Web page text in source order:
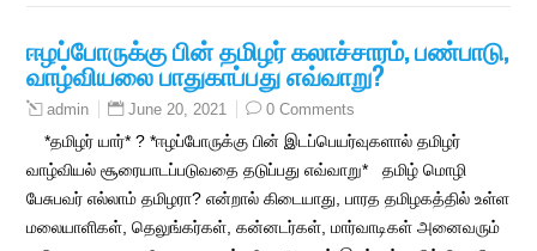
ஈழப்போருக்கு பின் தமிழர் கலாச்சாரம், பண்பாடு,
வாழ்வியலை பாதுகாப்பது எவ்வாறு?
admin June 20, 2021 0 Comments
*தமிழர் யார்* ? *ஈழப்போருக்கு பின் இடப்பெயர்வுகளால் தமிழர்
வாழ்வியல் சூரையாடப்படுவதை தடுப்பது எவ்வாறு* தமிழ் மொழி
பேசுபவர் எல்லாம் தமிழரா? என்றால் கிடையாது, பாரத தமிழகத்தில் உள்ள
மலையாளிகள், தெலுங்கர்கள், கன்னடர்கள், மார்வாடிகள் அனைவரும்